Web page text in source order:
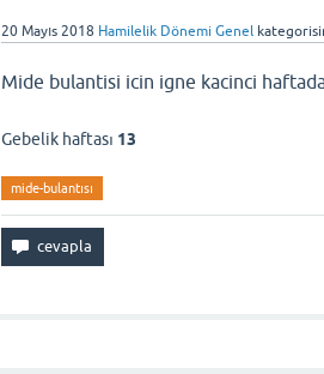
20 Mayıs 2018 Hamilelik Dönemi Genel
Mide bulantisi icin igne kacinci
Gebelik haftası 13
mide-bulantısı